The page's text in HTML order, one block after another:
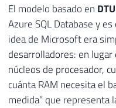
El modelo basado en DTU
Azure SQL Database y
idea de Microsoft era
desarrolladores: en
núcleos de procesador,
cuánta RAM necesita el
medida” que representa